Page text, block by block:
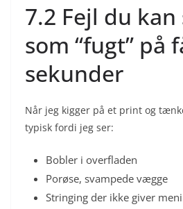
7.2 Fejl du
som “fugt” på
sekunder
Når jeg kigger på et print og
typisk fordi jeg ser:
Bobler i overfladen
Porøse, svampede vægge
Stringing der ikke giver